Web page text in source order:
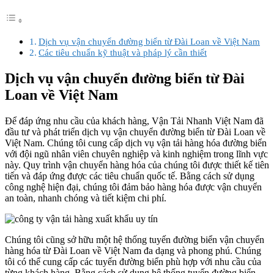
Dịch vụ vận chuyển đường biển từ Đài Loan về Việt Nam
Các tiêu chuẩn kỹ thuật và pháp lý cần thiết
Dịch vụ vận chuyển đường biển từ Đài
Loan về Việt Nam
Để đáp ứng nhu cầu của khách hàng, Vận Tải Nhanh Việt Nam đã
đầu tư và phát triển dịch vụ vận chuyển đường biển từ Đài Loan về
Việt Nam. Chúng tôi cung cấp dịch vụ vận tải hàng hóa đường biển
với đội ngũ nhân viên chuyên nghiệp và kinh nghiệm trong lĩnh vực
này. Quy trình vận chuyển hàng hóa của chúng tôi được thiết kế tiên
tiến và đáp ứng được các tiêu chuẩn quốc tế. Bằng cách sử dụng
công nghệ hiện đại, chúng tôi đảm bảo hàng hóa được vận chuyển
an toàn, nhanh chóng và tiết kiệm chi phí.
Chúng tôi cũng sở hữu một hệ thống tuyến đường biển vận chuyển
hàng hóa từ Đài Loan về Việt Nam đa dạng và phong phú. Chúng
tôi có thể cung cấp các tuyến đường biển phù hợp với nhu cầu của